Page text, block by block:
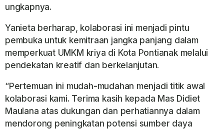
ungkapnya.
Yanieta berharap, kolaborasi ini menjadi pintu
pembuka untuk kemitraan jangka panjang dalam
memperkuat UMKM kriya di Kota Pontianak melalui
pendekatan kreatif dan berkelanjutan.
“Pertemuan ini mudah-mudahan menjadi titik awal
kolaborasi kami. Terima kasih kepada Mas Didiet
Maulana atas dukungan dan perhatiannya dalam
mendorong peningkatan potensi sumber daya